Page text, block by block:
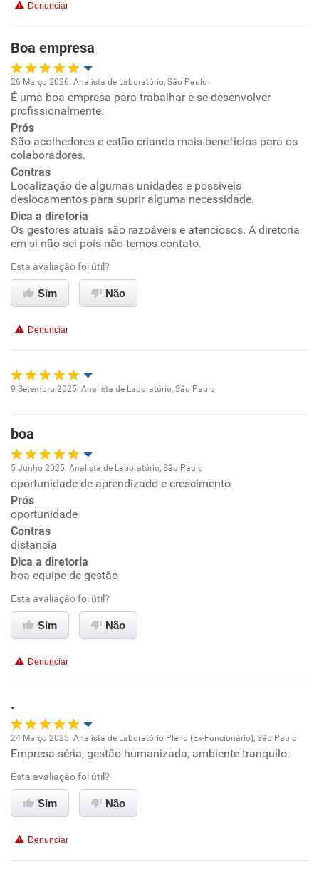
Benefícios
Recomenda esta empresa
Recomenda a diretoria
Denunciar
Boa empresa
Oportunidade de promoção
Ambiente de trabalho
Conciliação com a vida familiar
Benefícios
Recomenda esta empresa
Recomenda a diretoria
26 Março 2026. Analista de Laboratório, São Paulo
É uma boa empresa para trabalhar e se desenvolver
profissionalmente.
Prós
São acolhedores e estão criando mais benefícios para os
colaboradores.
Contras
Localização de algumas unidades e possíveis
deslocamentos para suprir alguma necessidade.
Dica a diretoria
Os gestores atuais são razoáveis e atenciosos. A diretoria
em si não sei pois não temos contato.
Esta avaliação foi útil?
Sim Não
Denunciar
Ambiente de trabalho
Conciliação com a vida familiar
Benefícios
Recomenda esta empresa
Recomenda a diretoria
9 Setembro 2025. Analista de Laboratório, São Paulo
boa
Oportunidade de promoção
Ambiente de trabalho
Conciliação com a vida familiar
Recomenda esta empresa
5 Junho 2025. Analista de Laboratório, São Paulo
oportunidade de aprendizado e crescimento
Prós
oportunidade
Contras
distancia
Dica a diretoria
boa equipe de gestão
Esta avaliação foi útil?
Sim Não
Denunciar
.
Oportunidade de promoção
Ambiente de trabalho
Benefícios
24 Março 2025. Analista de Laboratório Pleno (Ex-Funcionário), São Paulo
Empresa séria, gestão humanizada, ambiente tranquilo.
Esta avaliação foi útil?
Sim Não
Denunciar